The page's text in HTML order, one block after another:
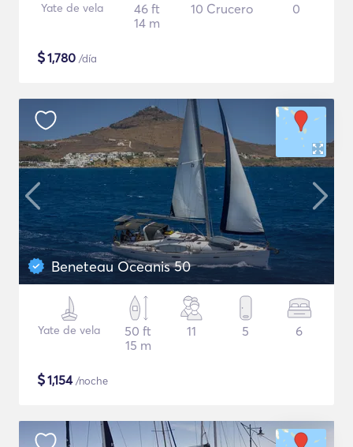
Yate de vela
46 ft
14 m
10 Crucero 0
$1,780 /día
Beneteau Oceanis 50
Yate de vela
50 ft
15 m
11 5 6
$1,154/noche